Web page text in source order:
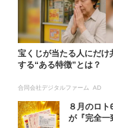
宝くじが当たる人にだけ
する“ある特徴”とは？
合同会社デジタルファーム AD
８月のロ
が『完全一